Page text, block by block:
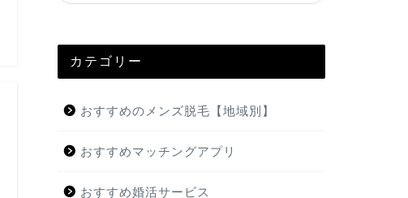
カテゴリー
おすすめのメンズ脱毛【地域別】
おすすめマッチングアプリ
おすすめ婚活サービス